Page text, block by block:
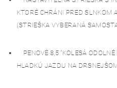
KTORÉ CHRÁNI PRED SLNKOM
(STRIEŠKA VYBERANÁ
PENOVÉ 8,5 "KOLESÁ
HLADKÚ JAZDU NA